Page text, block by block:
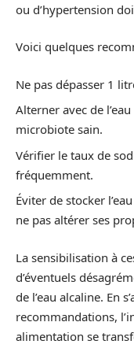
ou d’hypertension
Voici quelques
Ne pas dépasser 1
Alterner avec de
microbiote sain.
Vérifier le taux de
fréquemment.
Éviter de stocker
ne pas altérer ses
La sensibilisation à
d’éventuels
de l’eau alcaline. En
recommandations,
alimentation se